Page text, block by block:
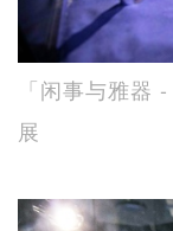
「闲事与雅器
展